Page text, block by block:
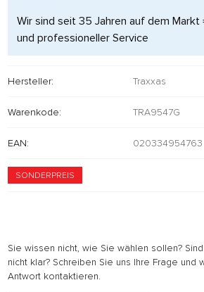
Wir sind seit 35 Jahren auf dem Markt
und professioneller Service
Hersteller: Traxxas
Warenkode: TRA9547G
EAN: 020334954763
SONDERPREIS
Sie wissen nicht, wie Sie wählen sollen?
nicht klar? Schreiben Sie uns Ihre Frage und
Antwort kontaktieren.